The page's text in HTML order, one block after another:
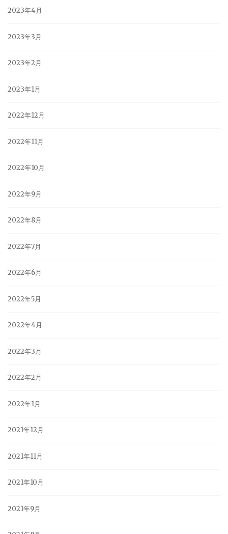
2023年4月
2023年3月
2023年2月
2023年1月
2022年12月
2022年11月
2022年10月
2022年9月
2022年8月
2022年7月
2022年6月
2022年5月
2022年4月
2022年3月
2022年2月
2022年1月
2021年12月
2021年11月
2021年10月
2021年9月